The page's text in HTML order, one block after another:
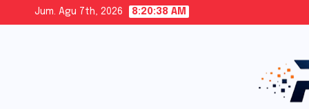
Jum. Agu 7th, 2026 8:20:40 AM